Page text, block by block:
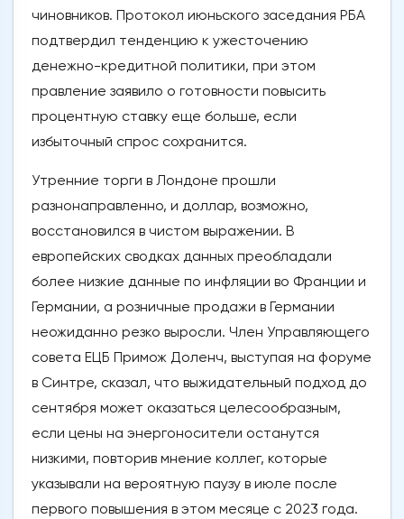
чиновников. Протокол июньского заседания РБА
подтвердил тенденцию к ужесточению
денежно-кредитной политики, при этом
правление заявило о готовности повысить
процентную ставку еще больше, если
избыточный спрос сохранится.
Утренние торги в Лондоне прошли
разнонаправленно, и доллар, возможно,
восстановился в чистом выражении. В
европейских сводках данных преобладали
более низкие данные по инфляции во Франции и
Германии, а розничные продажи в Германии
неожиданно резко выросли. Член Управляющего
совета ЕЦБ Примож Доленч, выступая на форуме
в Синтре, сказал, что выжидательный подход до
сентября может оказаться целесообразным,
если цены на энергоносители останутся
низкими, повторив мнение коллег, которые
указывали на вероятную паузу в июле после
первого повышения в этом месяце с 2023 года.